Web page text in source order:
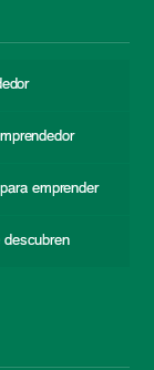
emprender
descubren